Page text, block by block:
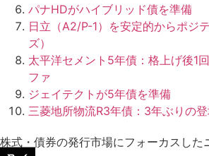
パナHDがハイブリッド債を準備
日立（A2/P-1）を安定的からポジ
ズ）
太平洋セメント5年債：格上げ後1
ファ
ジェイテクトが5年債を準備
三菱地所物流R3年債：3年ぶりの
株式・債券の発行市場にフォーカスした